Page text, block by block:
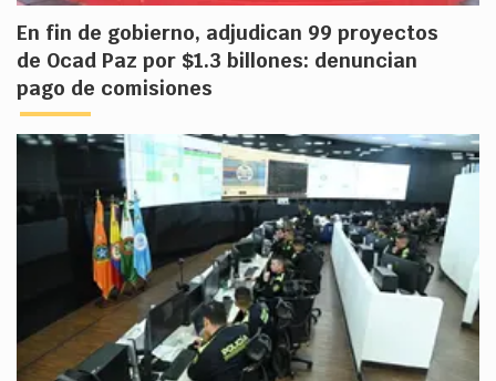
En fin de gobierno, adjudican 99 proyectos
de Ocad Paz por $1.3 billones: denuncian
pago de comisiones